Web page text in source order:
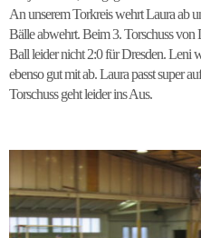
An unserem Torkreis wehrt Laura ab
Bälle abwehrt. Beim 3. Torschuss von
Ball leider nicht 2:0 für Dresden. Leni
ebenso gut mit ab. Laura passt super
Torschuss geht leider ins Aus.